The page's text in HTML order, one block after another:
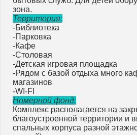
зона.
Территория:
-Библиотека
-Парковка
-Кафе
-Столовая
-Детская игровая площадка
-Рядом с базой отдыха много
магазинов
-WI-FI
Номерной фонд:
Комплекс располагается на
благоустроенной территории и
спальных корпуса разной